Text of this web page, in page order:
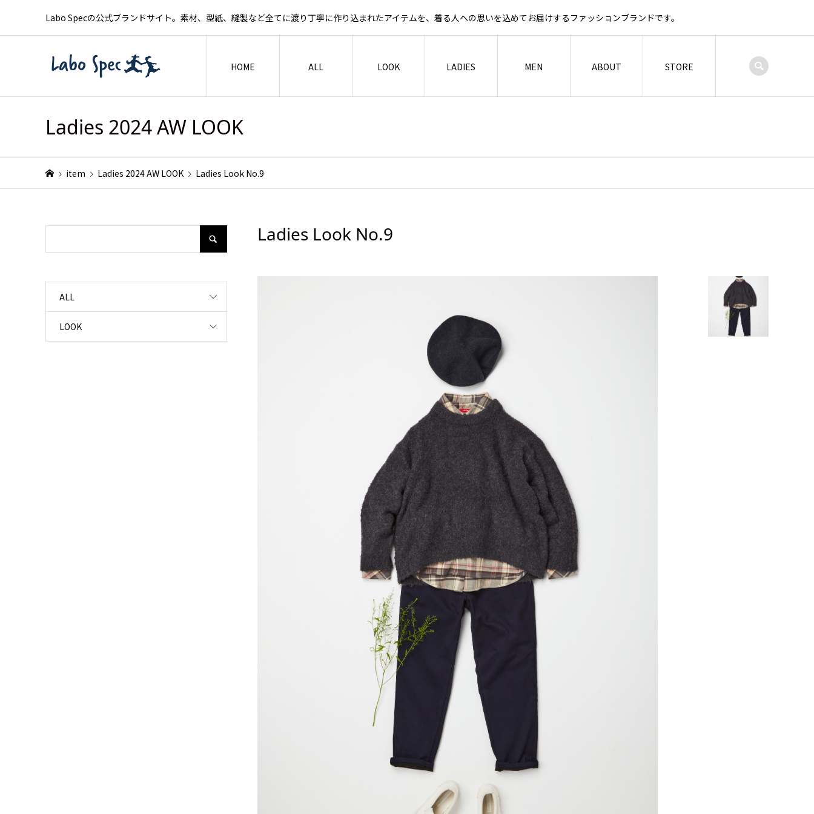
Labo Specの公式ブランドサイト。素材、型紙、縫製など全てに渡り丁寧に作り込まれたアイテムを、着る人への思いを込めてお届けするファッションブランドです。
HOME ALL LOOK LADIES MEN ABOUT STORE
Ladies 2024 AW LOOK
item Ladies 2024 AW LOOK Ladies Look No.9
Ladies Look No.9
ALL
LOOK